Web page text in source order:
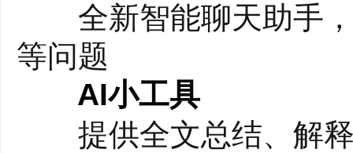
全新智能聊天助手，
等问题
AI小工具
提供全文总结、解释